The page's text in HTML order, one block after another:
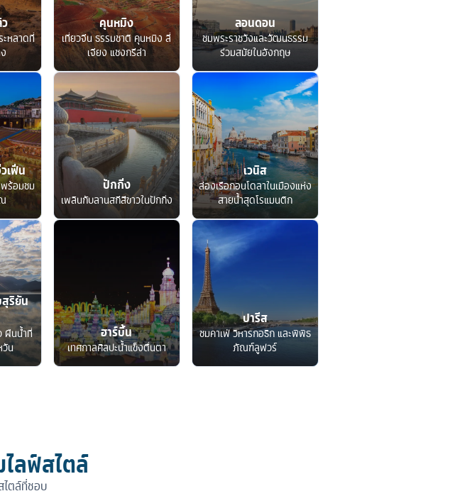
หลาดที่
เฟิ่น
พร้อมชม
สุริยัน
ผืนน้ำที่
วัน
คุนหมิง
เที่ยวจีน ธรรมชาติ คุนหมิง ลี่
เจียง แชงกรีล่า
ปักกิ่ง
เพลินกับลานสกีสีขาวในปักกิ่ง
ฮาร์บิ้น
เทศกาลศิลปะน้ำแข็งตื่นตา
ลอนดอน
ชมพระราชวังและวัฒนธรรม
ร่วมสมัยในอังกฤษ
เวนิส
ล่องเรือกอนโดลาในเมืองแห่ง
สายน้ำสุดโรแมนติก
ปารีส
ชมคาเฟ่ วิหารกอธิก และพิพิธ
ภัณฑ์ลูฟวร์
ลฟ์สไตล์
ไตล์ที่ชอบ